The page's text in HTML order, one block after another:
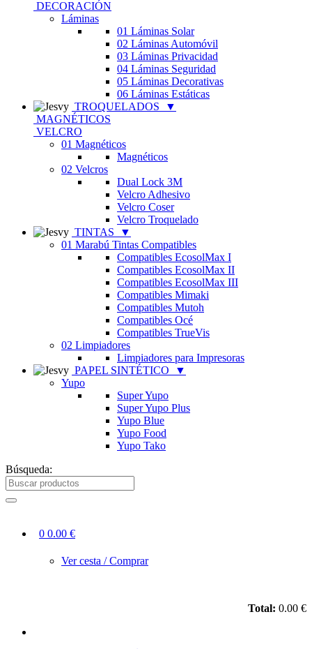
DECORACIÓN
Láminas
01 Láminas Solar
02 Láminas Automóvil
03 Láminas Privacidad
04 Láminas Seguridad
05 Láminas Decorativas
06 Láminas Estáticas
TROQUELADOS
▼
MAGNÉTICOS
VELCRO
01 Magnéticos
Magnéticos
02 Velcros
Dual Lock 3M
Velcro Adhesivo
Velcro Coser
Velcro Troquelado
TINTAS
▼
01 Marabú Tintas Compatibles
Compatibles EcosolMax I
Compatibles EcosolMax II
Compatibles EcosolMax III
Compatibles Mimaki
Compatibles Mutoh
Compatibles Océ
Compatibles TrueVis
02 Limpiadores
Limpiadores para Impresoras
PAPEL SINTÉTICO
▼
Yupo
Super Yupo
Super Yupo Plus
Yupo Blue
Yupo Food
Yupo Tako
Búsqueda:
0 0.00 €
Ver cesta / Comprar
Total: 0.00 €